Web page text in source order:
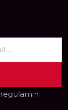
regulamin